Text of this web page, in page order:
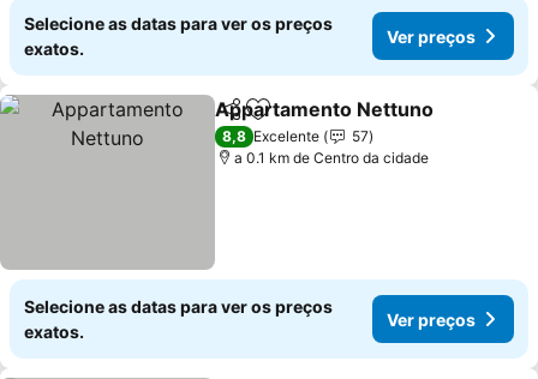
Selecione as datas para ver os preços
exatos.
Ver preços
PartilharAdicionar aos favoritos
Appartamento Nettuno
8,8 Excelente
57
a 0.1 km de Centro da cidade
Selecione as datas para ver os preços
exatos.
Ver preços